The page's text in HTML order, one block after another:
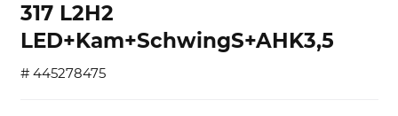
317 L2H2
LED+Kam+SchwingS+AHK3,5
# 445278475